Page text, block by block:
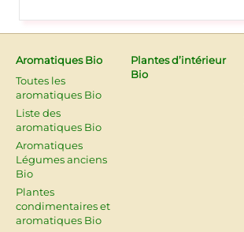
Aromatiques Bio
Toutes les
aromatiques Bio
Liste des
aromatiques Bio
Aromatiques
Légumes anciens
Bio
Plantes
condimentaires et
aromatiques Bio
Plantes d’intérieur
Bio